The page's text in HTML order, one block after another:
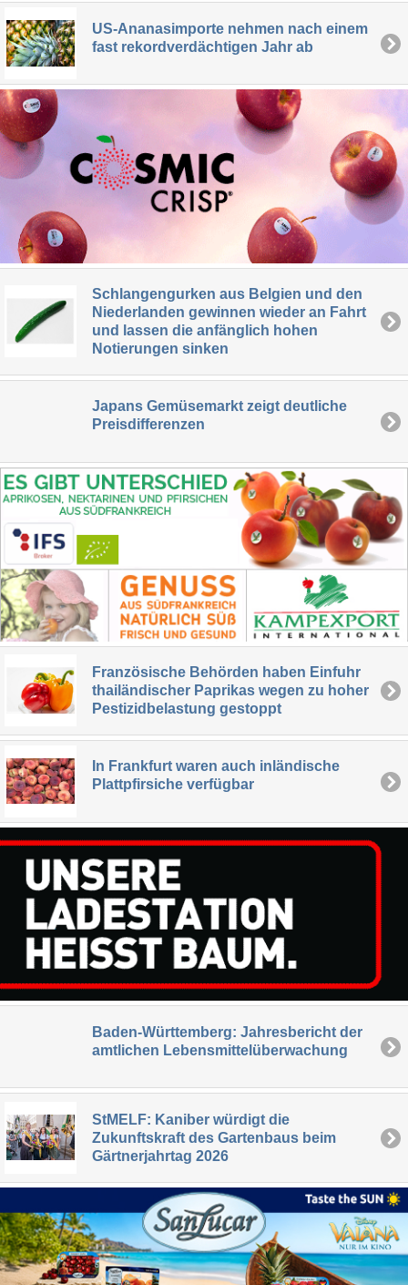
US-Ananasimporte nehmen nach einem
fast rekordverdächtigen Jahr ab
Schlangengurken aus Belgien und den
Niederlanden gewinnen wieder an Fahrt
und lassen die anfänglich hohen
Notierungen sinken
Japans Gemüsemarkt zeigt deutliche
Preisdifferenzen
Französische Behörden haben Einfuhr
thailändischer Paprikas wegen zu hoher
Pestizidbelastung gestoppt
In Frankfurt waren auch inländische
Plattpfirsiche verfügbar
Baden-Württemberg: Jahresbericht der
amtlichen Lebensmittelüberwachung
StMELF: Kaniber würdigt die
Zukunftskraft des Gartenbaus beim
Gärtnerjahrtag 2026